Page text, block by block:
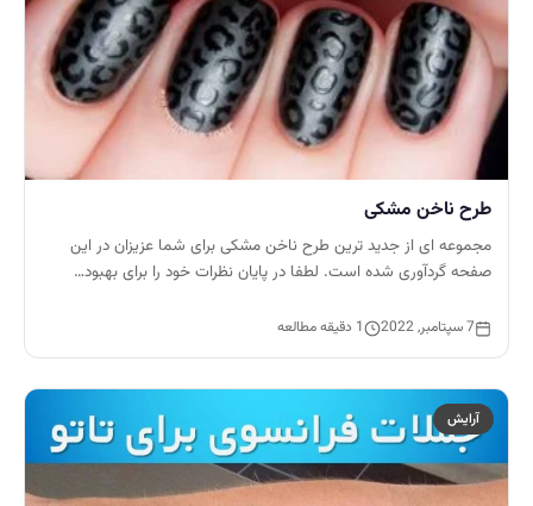
طرح ناخن مشکی
مجموعه ای از جدید ترین طرح ناخن مشکی برای شما عزیزان در این
صفحه گردآوری شده است. لطفا در پایان نظرات خود را برای بهبود…
7 سپتامبر, 2022 1 دقیقه مطالعه
آرایش